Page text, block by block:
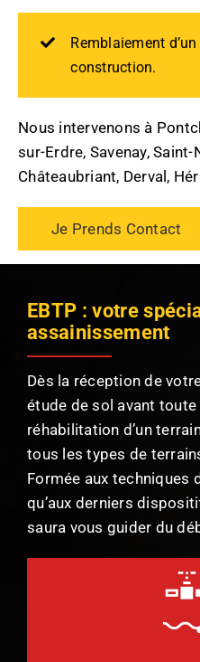
Remblaiement
construction.
Nous intervenons à
sur-Erdre, Savenay, Saint-
Châteaubriant, Derval,
Je Prends Contact
EBTP : votre
assainissement
Dès la réception de
étude de sol avant
réhabilitation d’un
tous les types de
Formée aux techniques
qu’aux derniers
saura vous guider du